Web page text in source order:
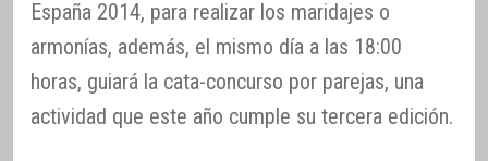
España 2014, para realizar los maridajes o
armonías, además, el mismo día a las 18:00
horas, guiará la cata-concurso por parejas, una
actividad que este año cumple su tercera edición.